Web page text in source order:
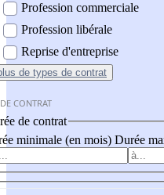
Profession commerciale
Profession libérale
Reprise d'entreprise
de types de contrat
CONTRAT
de contrat
minimale (en mois) Durée